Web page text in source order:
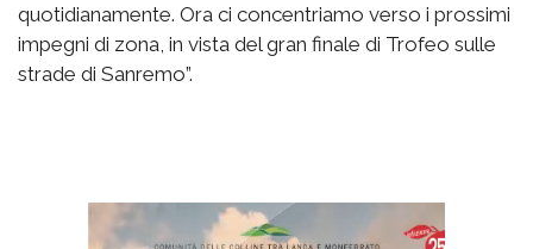
quotidianamente. Ora ci concentriamo verso i prossimi
impegni di zona, in vista del gran finale di Trofeo sulle
strade di Sanremo”.